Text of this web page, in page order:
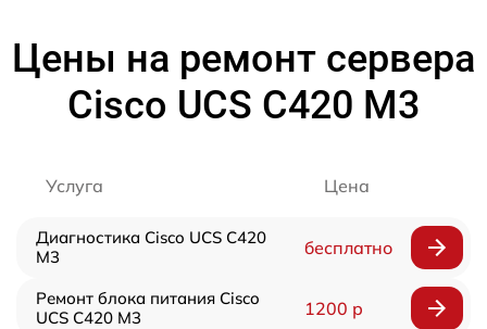
Цены на ремонт сервера
Cisco UCS C420 M3
Услуга Цена
Диагностика Cisco UCS C420
M3
бесплатно
Ремонт блока питания Cisco
UCS C420 M3
1200 р